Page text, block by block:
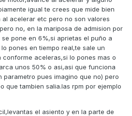
igual te crees que mide bien
acelerar etc pero no son valores
no, en la mariposa de admision por
pone en 6%,si aprietas el puño a
pones en tiempo real,te sale un
aceleras,si lo pones mas o
unos 50% o asi,asi que funciona
pues imagino que no) pero
que tambien salia.las rpm por ejemplo
el asiento y en la parte de